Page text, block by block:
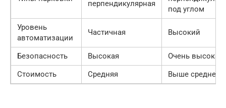
перпендикулярная
под углом
Уровень
автоматизации
Частичная Высокий
Безопасность Высокая
Очень высокая
Стоимость
Средняя Выше среднего